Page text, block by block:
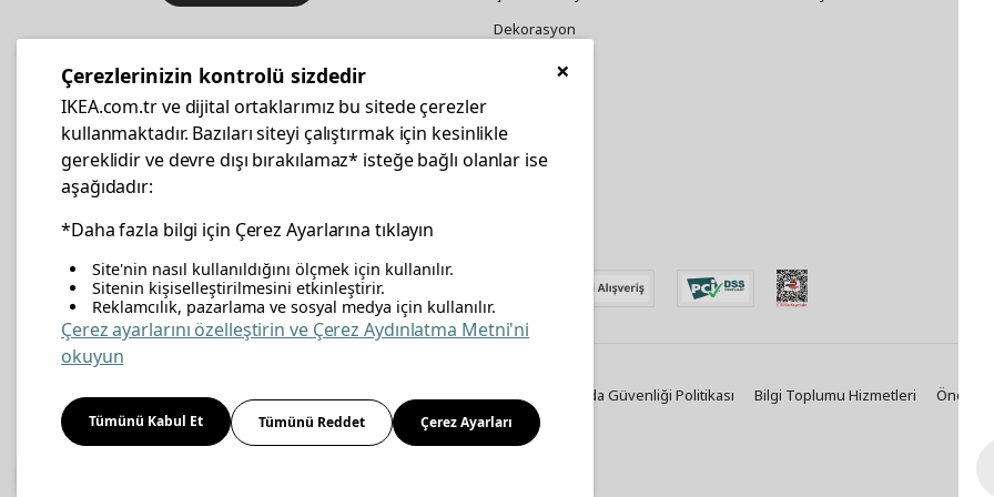
İş yeri mobilya ve aksesuar
alışverişleriniz IKEA Kurumsal Kart
ile daha hesaplı.
Dekorasyon
Züccaciye
facebooktwitterinstagrampinterestyoutubelinkedin
Enerji Politikası Bilgi Güvenliği Politikası Kalite Politikası Gıda Güvenliği Politikası Bilgi Toplumu Hizmetleri Önemli
Kişisel Verilerin Korunması
Çerez Politikası
×
Çerezlerinizin kontrolü sizdedir
IKEA.com.tr ve dijital ortaklarımız bu sitede çerezler
kullanmaktadır. Bazıları siteyi çalıştırmak için kesinlikle
gereklidir ve devre dışı bırakılamaz* isteğe bağlı olanlar ise
aşağıdadır:
*Daha fazla bilgi için Çerez Ayarlarına tıklayın
Site'nin nasıl kullanıldığını ölçmek için kullanılır.
Sitenin kişiselleştirilmesini etkinleştirir.
Reklamcılık, pazarlama ve sosyal medya için kullanılır.
Çerez ayarlarını özelleştirin ve Çerez Aydınlatma Metni'ni
okuyun
Tümünü Kabul Et Tümünü Reddet Çerez Ayarları